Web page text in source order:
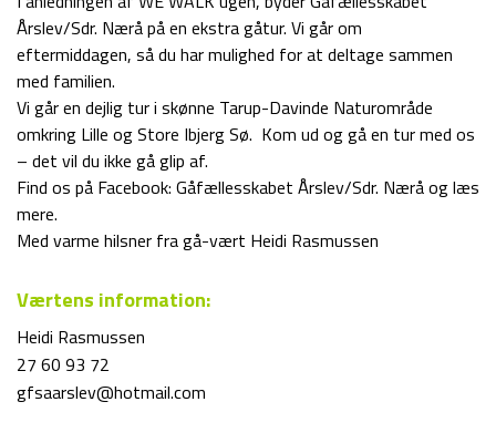
Årslev/Sdr. Nærå på en ekstra gåtur. Vi går om
eftermiddagen, så du har mulighed for at deltage sammen
med familien.
Vi går en dejlig tur i skønne Tarup-Davinde Naturområde
omkring Lille og Store Ibjerg Sø. Kom ud og gå en tur med os
– det vil du ikke gå glip af.
Find os på Facebook: Gåfællesskabet Årslev/Sdr. Nærå og læs
mere.
Med varme hilsner fra gå-vært Heidi Rasmussen
Værtens information:
Heidi Rasmussen
27 60 93 72
gfsaarslev@hotmail.com